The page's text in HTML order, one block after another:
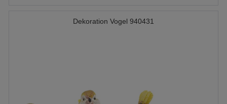
Dekoration Vogel 940431